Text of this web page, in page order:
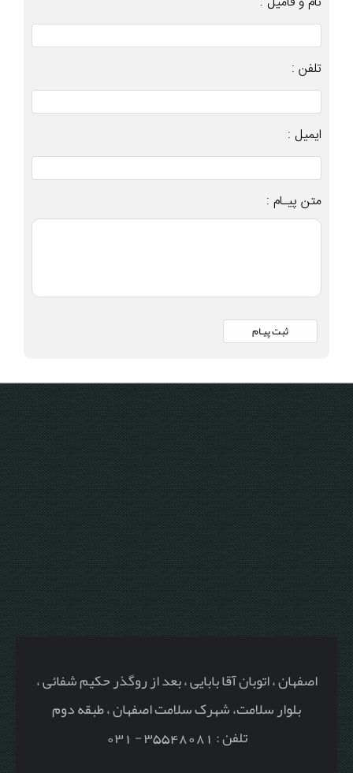
تلفن :
ایمیل :
متن پیـام :
اصفهان ، اتوبان آقا بابایی ، بعد از روگذر حکیم شفائی ،
بلوار سلامت، شهرک سلامت اصفهان ، طبقه دوم
تلفن : 35548081 - 031